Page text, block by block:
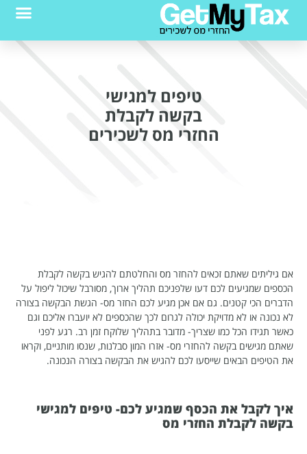
טיפים למגישי
בקשה לקבלת
החזרי מס לשכירים
אם גיליתים שאתם זכאים להחזר מס והחלטתם להגיש בקשה לקבלת
הכספים שמגיעים לכם דעו שלפניכם תהליך ארוך, מסורבל שיכול ליפול על
הדברים הכי קטנים. גם אם אכן מגיע לכם החזר מס- הגשת הבקשה בצורה
לא נכונה או לא מדויקת יכולה לגרום לכך שהכספים לא יועברו אליכם וגם
כאשר תגידו הכל כמו שצריך- מדובר בתהליך שלוקח זמן רב. רגע לפני
שאתם מגישים בקשה להחזרי מס- אזרו המון סבלנות, שנסו מותניים, וקראו
את הטיפים הבאים שייסעו לכם להגיש את הבקשה בצורה הנכונה.
איך לקבל את הכסף שמגיע לכם- טיפים למגישי
בקשה לקבלת החזרי מס